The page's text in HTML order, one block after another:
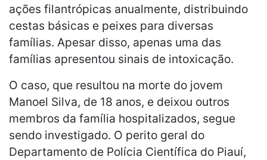
ações filantrópicas anualmente, distribuindo
cestas básicas e peixes para diversas
famílias. Apesar disso, apenas uma das
famílias apresentou sinais de intoxicação.
O caso, que resultou na morte do jovem
Manoel Silva, de 18 anos, e deixou outros
membros da família hospitalizados, segue
sendo investigado. O perito geral do
Departamento de Polícia Científica do Piauí,